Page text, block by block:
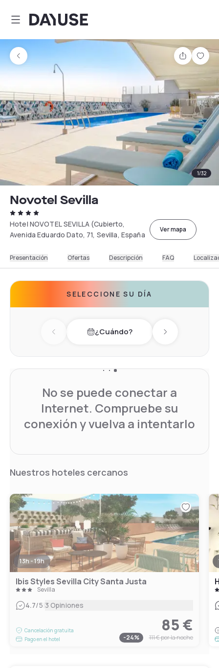
Dayuse
1/32
Novotel Sevilla
Hotel NOVOTEL SEVILLA (Cubierto,
Avenida Eduardo Dato, 71, Sevilla, España
Ver mapa
Presentación Ofertas Descripción FAQ
SELECCIONE SU DÍA
Previous day¿Cuándo? Next day
No se puede conectar a
Internet. Compruebe su
conexión y vuelva a intentarlo
Nuestros hoteles cercanos
13h - 19h
Ibis Styles Sevilla City Santa Justa
Sevilla
4.7/5|3 Opiniones
Cancelación gratuita
Pago en el hotel
85 €
-24% 111 €por la noche